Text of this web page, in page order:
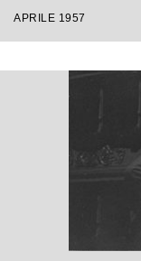
APRILE 1957